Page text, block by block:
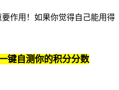
要作用！如果你觉得自己能用得
键自测你的积分分数